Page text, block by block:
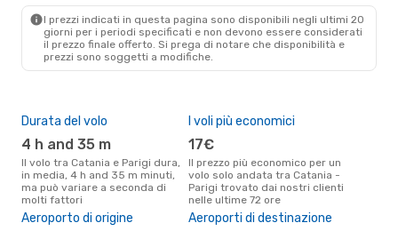
I prezzi indicati in questa pagina sono disponibili negli ultimi 20
giorni per i periodi specificati e non devono essere considerati
il ​​prezzo finale offerto. Si prega di notare che disponibilità e
prezzi sono soggetti a modifiche.
Durata del volo
4 h and 35 m
Il volo tra Catania e Parigi dura,
in media, 4 h and 35 m minuti,
ma può variare a seconda di
molti fattori
I voli più economici
17€
Il prezzo più economico per un
volo solo andata tra Catania -
Parigi trovato dai nostri clienti
nelle ultime 72 ore
Aeroporto di origine Aeroporti di destinazione